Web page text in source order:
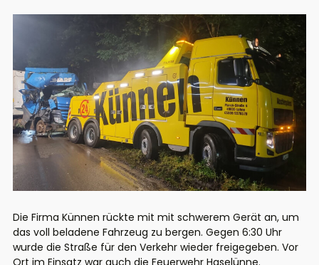
Die Firma Künnen rückte mit mit schwerem Gerät an, um
das voll beladene Fahrzeug zu bergen. Gegen 6:30 Uhr
wurde die Straße für den Verkehr wieder freigegeben. Vor
Ort im Einsatz war auch die Feuerwehr Haselünne.